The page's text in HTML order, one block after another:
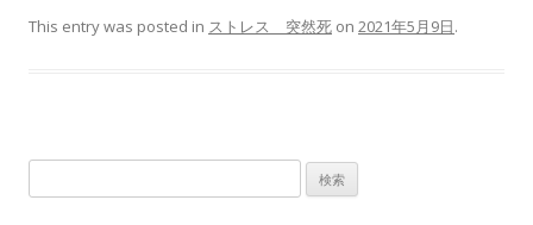
This entry was posted in ストレス 突然死 on 2021年5月9日.